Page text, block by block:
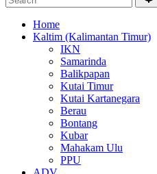
Home
Kaltim (Kalimantan Timur)
IKN
Samarinda
Balikpapan
Kutai Timur
Kutai Kartanegara
Berau
Bontang
Kubar
Mahakam Ulu
PPU